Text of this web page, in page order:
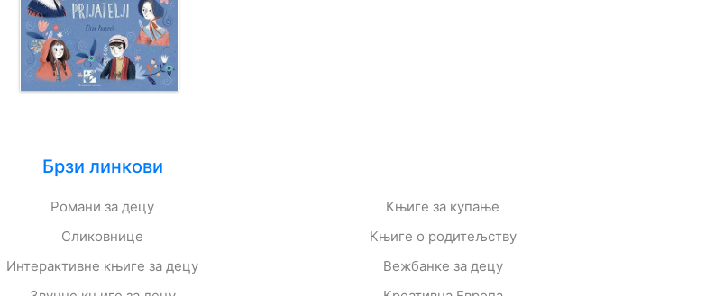
Брзи линкови
Романи за децу
Сликовнице
Интерактивне књиге за децу
Књиге за купање
Књиге о родитељству
Вежбанке за децу